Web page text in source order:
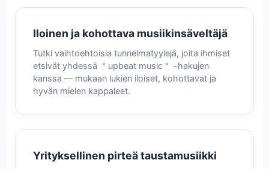
Iloinen ja kohottava musiikinsäveltäjä
Tutki vaihtoehtoisia tunnelmatyylejä, joita ihmiset
etsivät yhdessä ＂upbeat music＂ -hakujen
kanssa — mukaan lukien iloiset, kohottavat ja
hyvän mielen kappaleet.
Yrityksellinen pirteä taustamusiikki